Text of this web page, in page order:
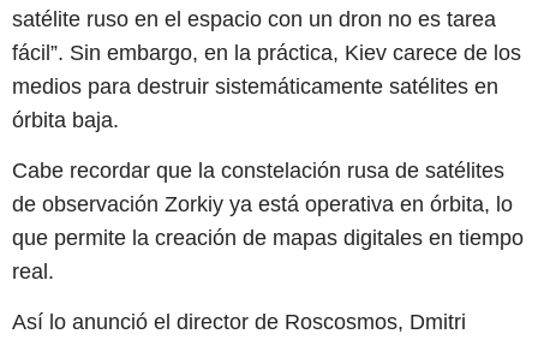
satélite ruso en el espacio con un dron no es tarea
fácil”. Sin embargo, en la práctica, Kiev carece de los
medios para destruir sistemáticamente satélites en
órbita baja.
Cabe recordar que la constelación rusa de satélites
de observación Zorkiy ya está operativa en órbita, lo
que permite la creación de mapas digitales en tiempo
real.
Así lo anunció el director de Roscosmos, Dmitri